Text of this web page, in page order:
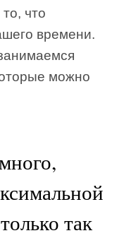
что
времени.
можно
так